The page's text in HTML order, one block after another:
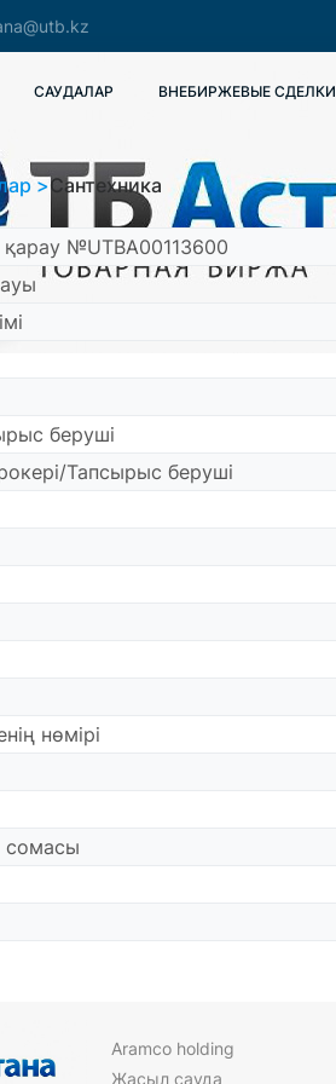
САУДАЛАР ВНЕБИРЖЕВЫЕ СДЕЛКИ
Сантехника
№UTBA00113600
беруші
Тапсырыс беруші
нөмірі
сомасы
Aramco holding
Жасыл сауда